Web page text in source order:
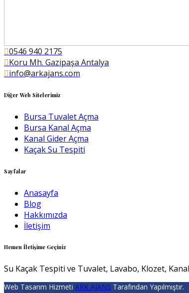
0546 940 2175
Koru Mh. Gazipaşa Antalya
info@arkajans.com
Diğer Web Sitelerimiz
Bursa Tuvalet Açma
Bursa Kanal Açma
Kanal Gider Açma
Kaçak Su Tespiti
Sayfalar
Anasayfa
Blog
Hakkımızda
İletişim
Hemen İletişime Geçiniz
Su Kaçak Tespiti ve Tuvalet, Lavabo, Klozet,
Web Tasarım Hizmeti ARK AJANS Tarafından Yapılmıştır.